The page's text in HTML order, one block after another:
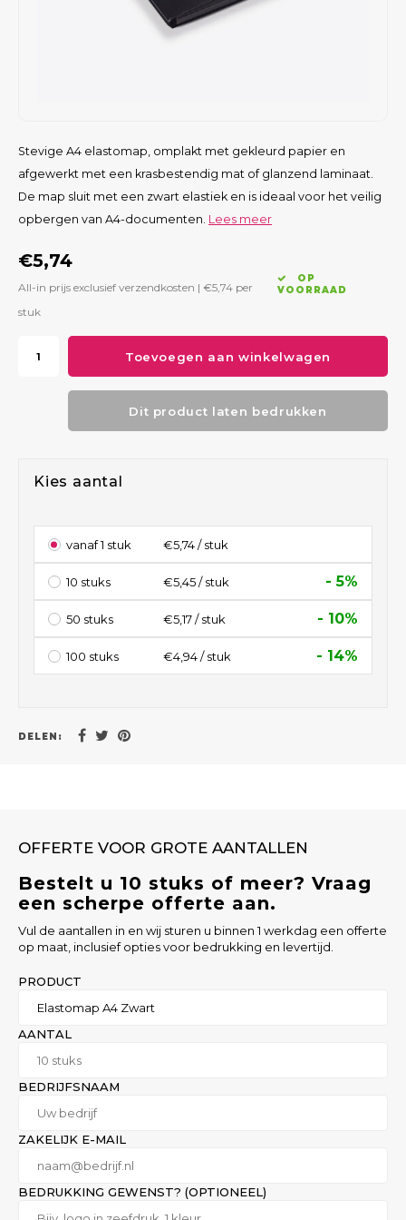
Stevige A4 elastomap, omplakt met gekleurd papier en
afgewerkt met een krasbestendig mat of glanzend laminaat.
De map sluit met een zwart elastiek en is ideaal voor het veilig
opbergen van A4-documenten. Lees meer
€5,74
All-in prijs exclusief verzendkosten | €5,74 per
stuk
OP
VOORRAAD
Toevoegen aan winkelwagen
Dit product laten bedrukken
Kies aantal
vanaf 1 stuk €5,74 / stuk
10 stuks €5,45 / stuk - 5%
50 stuks €5,17 / stuk - 10%
100 stuks €4,94 / stuk - 14%
DELEN:
OFFERTE VOOR GROTE AANTALLEN
Bestelt u 10 stuks of meer? Vraag
een scherpe offerte aan.
Vul de aantallen in en wij sturen u binnen 1 werkdag een offerte
op maat, inclusief opties voor bedrukking en levertijd.
PRODUCT
AANTAL
BEDRIJFSNAAM
ZAKELIJK E-MAIL
BEDRUKKING GEWENST? (OPTIONEEL)